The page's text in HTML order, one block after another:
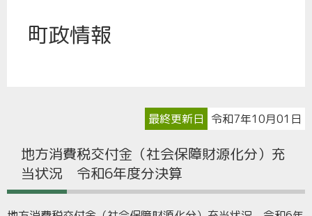
町政情報
最終更新日 令和7年10月01日
地方消費税交付金（社会保障財源化分）充
当状況 令和6年度分決算